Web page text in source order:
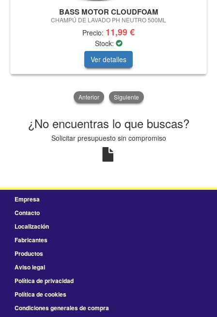
BASS MOTOR CLOUDFOAM
CHAMPÚ DE LAVADO PH NEUTRO 500ML
Precio: 11,99 €
Stock:
Ver detalles
Anterior Siguiente
¿No encuentras lo que buscas?
Solicitar presupuesto sin compromiso
Empresa
Contacto
Localización
Fabricantes
Productos
Aviso legal
Política de privacidad
Política de cookies
Condiciones generales de compra